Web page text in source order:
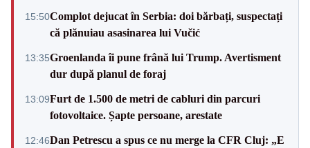
15:50Complot dejucat în Serbia: doi bărbați, suspectați
că plănuiau asasinarea lui Vučić
13:35Groenlanda îi pune frână lui Trump. Avertisment
dur după planul de foraj
13:09Furt de 1.500 de metri de cabluri din parcuri
fotovoltaice. Șapte persoane, arestate
12:46Dan Petrescu a spus ce nu merge la CFR Cluj: „E